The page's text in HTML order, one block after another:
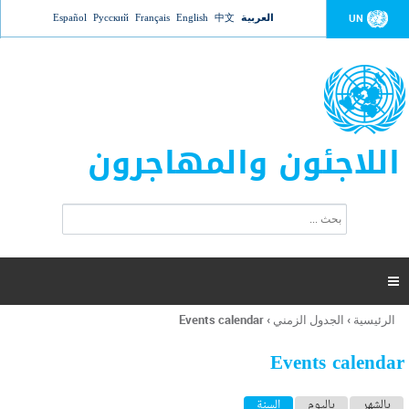
Jump to navigation UN العربية 中文
English
Français
Русский
Español
اللاجئون والمهاجرون
ت
ر
ل
ح
ب

أنت
هنا
الرئيسية › الجدول الزمني ›
Events calendar
Events calendar